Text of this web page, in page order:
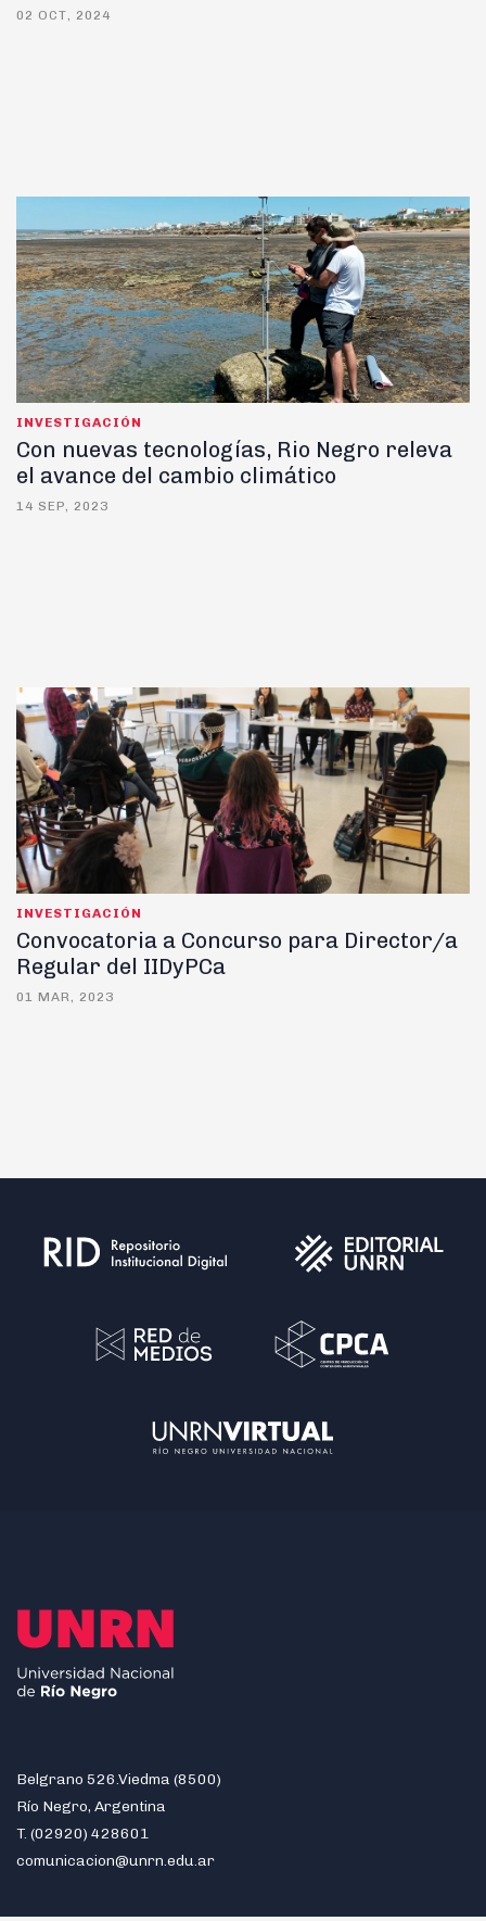
02 OCT, 2024
INVESTIGACIÓN
Con nuevas tecnologías, Rio Negro releva
el avance del cambio climático
14 SEP, 2023
INVESTIGACIÓN
Convocatoria a Concurso para Director/a
Regular del IIDyPCa
01 MAR, 2023
Belgrano 526.Viedma (8500)
Río Negro, Argentina
T. (02920) 428601
comunicacion@unrn.edu.ar